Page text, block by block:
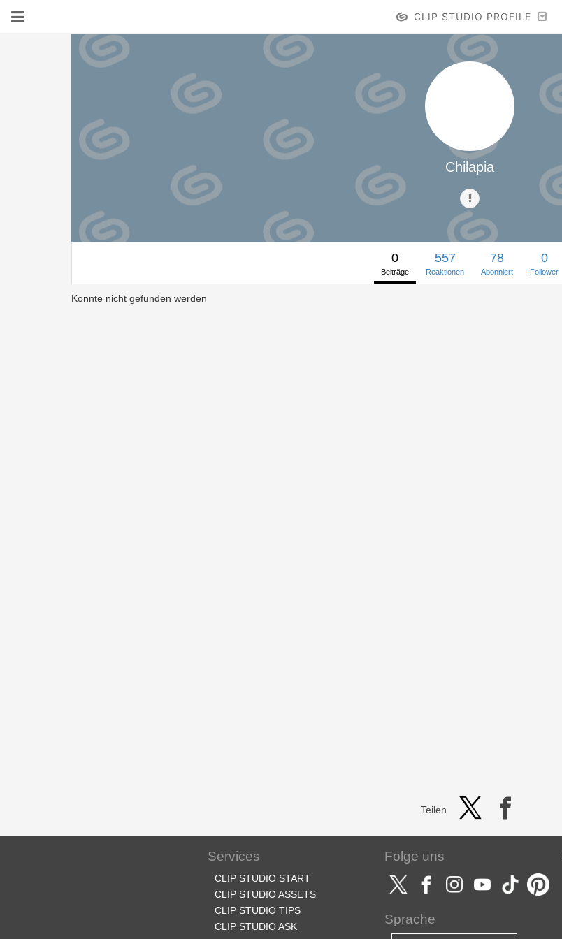
CLIP STUDIO PROFILE
Chilapia
0
Beiträge
557
Reaktionen
78
Abonniert
0
Follower
Konnte nicht gefunden werden
Teilen
Services
CLIP STUDIO START
CLIP STUDIO ASSETS
CLIP STUDIO TIPS
CLIP STUDIO ASK
Folge uns
Sprache